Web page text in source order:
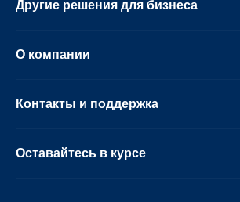
Другие решения для бизнеса
О компании
Контакты и поддержка
Оставайтесь в курсе